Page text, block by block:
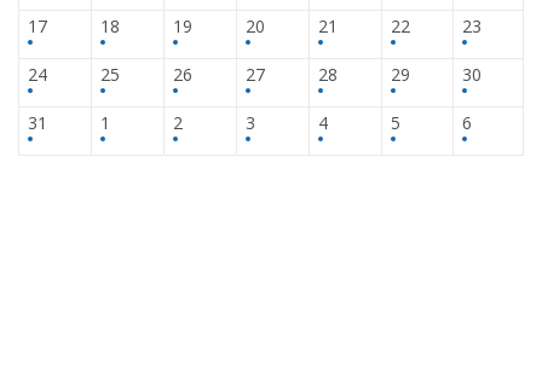
17 18 19 20 21 22 23
24 25 26 27 28 29 30
31 1 2 3 4 5 6